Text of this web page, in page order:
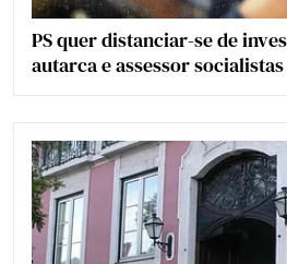
PS quer distanciar-se de
autarca e assessor socialistas